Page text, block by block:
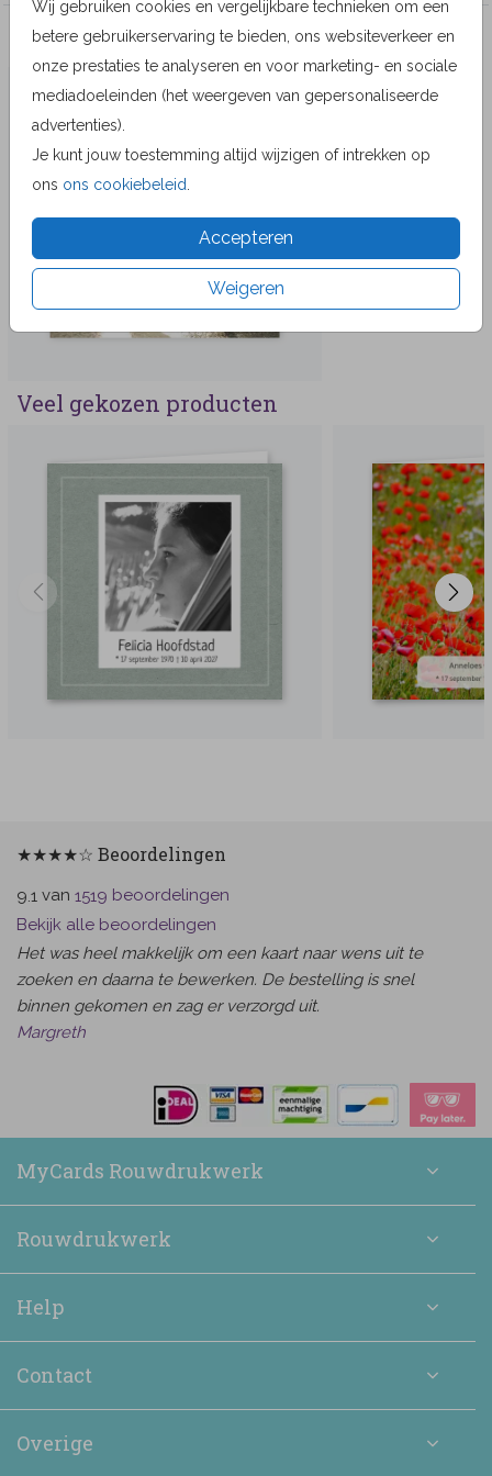
Wij gebruiken cookies en vergelijkbare technieken om een
betere gebruikerservaring te bieden, ons websiteverkeer en
onze prestaties te analyseren en voor marketing- en sociale
mediadoeleinden (het weergeven van gepersonaliseerde
advertenties).
Je kunt jouw toestemming altijd wijzigen of intrekken op
ons ons cookiebeleid
Accepteren
Weigeren
Meer in dezelfde stijl
Veel gekozen producten
★★★★☆ Beoordelingen
9.1 van 1519 beoordelingen
Bekijk alle beoordelingen
Het was heel makkelijk om een kaart naar wens uit te
zoeken en daarna te bewerken. De bestelling is snel
binnen gekomen en zag er verzorgd uit.
Margreth
MyCards Rouwdrukwerk
Rouwdrukwerk
Help
Contact
Overige